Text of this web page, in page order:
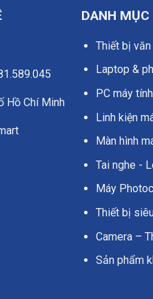
Hồ Chí Minh
DANH
Thiết bị
Laptop &
PC máy
Linh kiện
Màn hình
Tai nghe -
Máy
Thiết bị
Camera –
Sản phẩm